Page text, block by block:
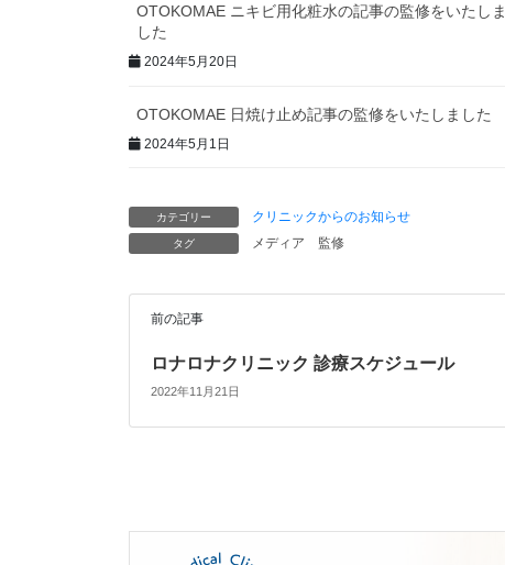
OTOKOMAE ニキビ用化粧水の記事の監修をいたしま
した
2024年5月20日
OTOKOMAE 日焼け止め記事の監修をいたしました
2024年5月1日
カテゴリー クリニックからのお知らせ
タグ メディア 監修
前の記事
ロナロナクリニック 診療スケジュール
2022年11月21日